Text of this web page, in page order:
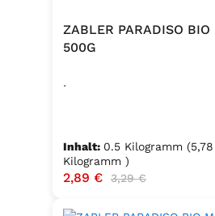
ZABLER PARADISO
500G
.
Inhalt: 0.5 Kilogramm
Kilogramm )
Verkaufspreis:
2,89 € Regulärer Preis:
3,29 €